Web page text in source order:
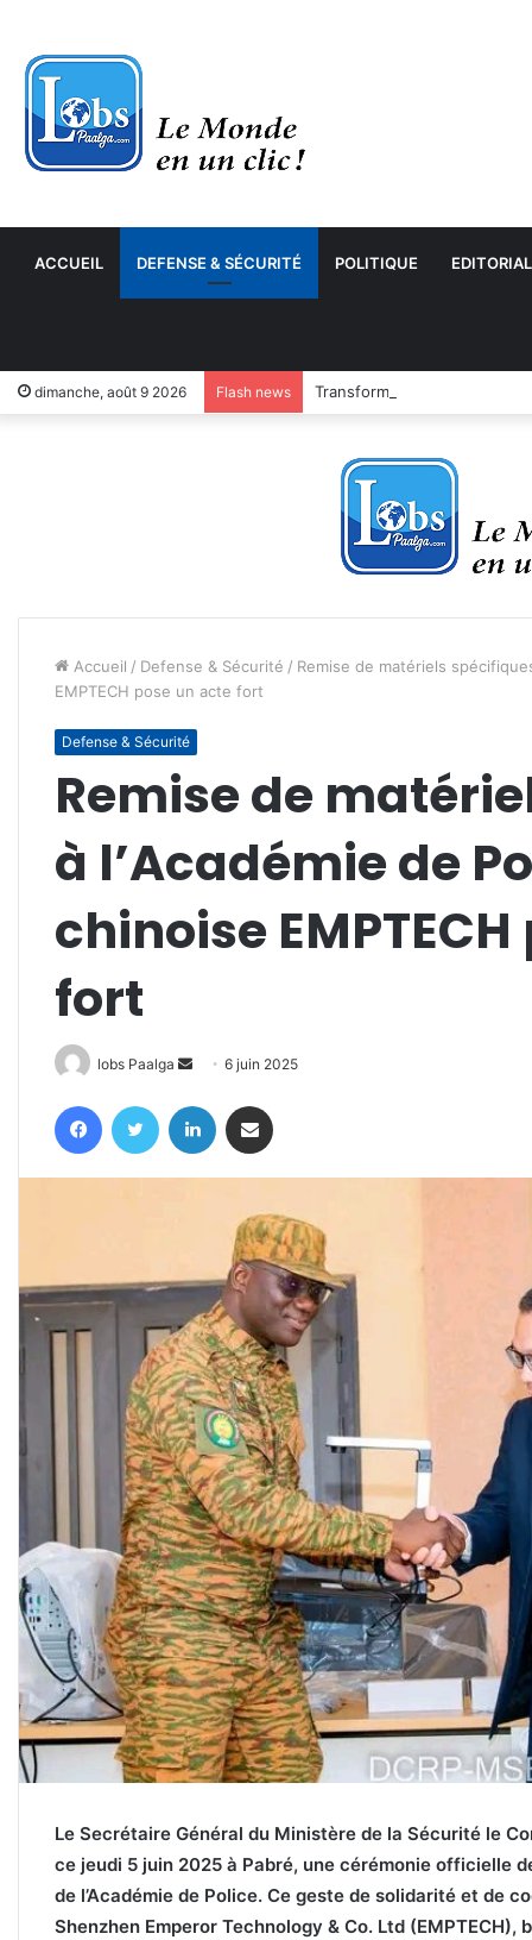
ACCUEIL DEFENSE & SÉCURITÉ POLITIQUE EDITORIAL
dimanche, août 9 2026 Flash news Transformation numérique :
Accueil / Defense & Sécurité / Remise de matériels
EMPTECH pose un acte fort
Defense & Sécurité
Remise de
à l’Académie de
chinoise
fort
lobs Paalga
Envoyer
courriel
6 juin 2025
FacebookTwitter Linkedin
Le Secrétaire Général du Ministère de la Sécurité le
ce jeudi 5 juin 2025 à Pabré, une cérémonie officielle
de l’Académie de Police. Ce geste de solidarité et de
Shenzhen Emperor Technology & Co. Ltd (EMPTECH),